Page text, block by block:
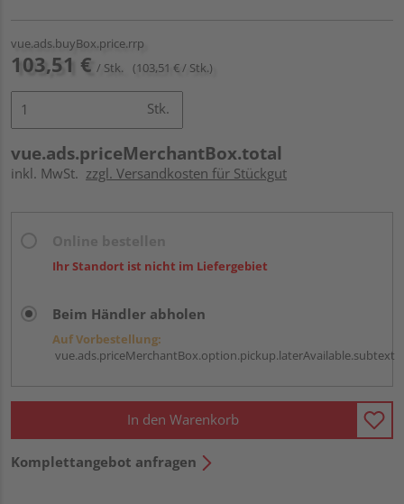
vue.ads.buyBox.price.rrp
103,51 € / Stk. (103,51 € / Stk.)
Stk.
vue.ads.priceMerchantBox.total
inkl. MwSt. zzgl. Versandkosten für Stückgut
Ihr Standort ist nicht im Liefergebiet
Beim Händler abholen
Auf Vorbestellung:
vue.ads.priceMerchantBox.option.pickup.laterAvailable.subtext
In den Warenkorb
Komplettangebot anfragen